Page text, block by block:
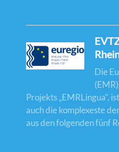
Die
Projekts „EMRLingua“,
auch die komplexeste
aus den folgenden fünf